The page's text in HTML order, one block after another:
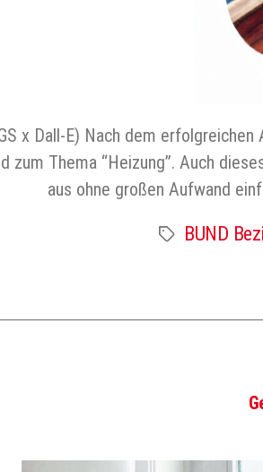
x Dall-E) Nach dem
zum Thema “Heizung”. Auch
aus ohne großen Aufwand
Schlagwörter
BUND